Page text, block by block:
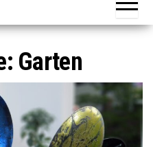
Garten